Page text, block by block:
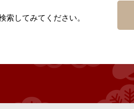
索してみてください。